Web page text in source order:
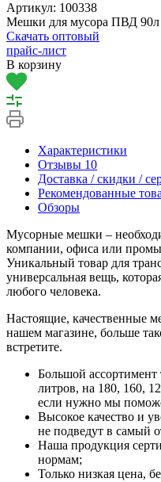
Артикул: 100338
Мешки для мусора ПВД 90л
Скачать оптовый
прайс-лист
В корзину
Характеристики
Отзывы 10
Доставка / скидки /
Рекомендованные
Обзоры
Мусорные мешки –
компании, офиса или
Уникальный товар для
универсальная вещь,
любого человека.
Настоящие, качественные
нашем магазине, больше
встретите.
Большой
литров, на 180, 160,
если нужно мы
Высокое качество и
не подведут в самый
Наша продукция
нормам;
Только низкая цена,